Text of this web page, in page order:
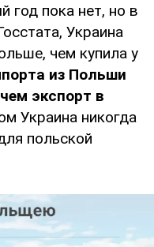
год пока нет, но в
Украина
чем купила у
из Польши
экспорт в
Украина никогда
польской